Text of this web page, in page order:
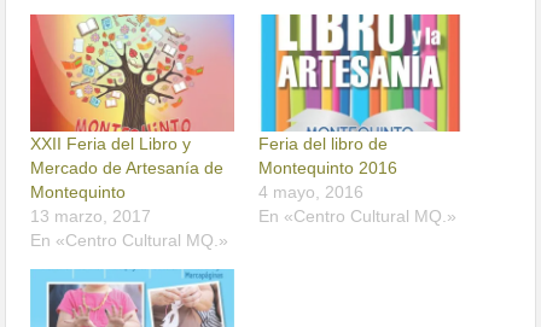
XXII Feria del Libro y
Mercado de Artesanía de
Montequinto
13 marzo, 2017
En «Centro Cultural MQ.»
Feria del libro de
Montequinto 2016
4 mayo, 2016
En «Centro Cultural MQ.»